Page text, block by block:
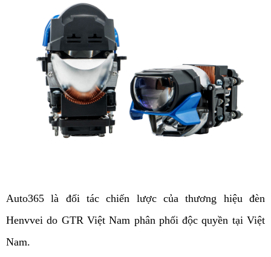
Auto365 là đối tác chiến lược của thương hiệu đèn
Henvvei do GTR Việt Nam phân phối độc quyền tại Việt
Nam.